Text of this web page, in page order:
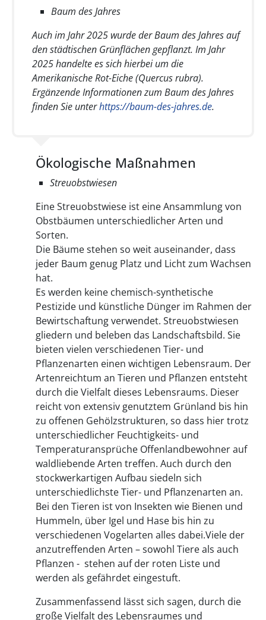
Baum des Jahres
Auch im Jahr 2025 wurde der Baum des Jahres auf
den städtischen Grünflächen gepflanzt. Im Jahr
2025 handelte es sich hierbei um die
Amerikanische Rot-Eiche (Quercus rubra).
Ergänzende Informationen zum Baum des Jahres
finden Sie unterhttps://baum-des-jahres.de.
Ökologische Maßnahmen
Streuobstwiesen
Eine Streuobstwiese ist eine Ansammlung von
Obstbäumen unterschiedlicher Arten und
Sorten.
Die Bäume stehen so weit auseinander, dass
jeder Baum genug Platz und Licht zum Wachsen
hat.
Es werden keine chemisch-synthetische
Pestizide und künstliche Dünger im Rahmen der
Bewirtschaftung verwendet. Streuobstwiesen
gliedern und beleben das Landschaftsbild. Sie
bieten vielen verschiedenen Tier- und
Pflanzenarten einen wichtigen Lebensraum. Der
Artenreichtum an Tieren und Pflanzen entsteht
durch die Vielfalt dieses Lebensraums. Dieser
reicht von extensiv genutztem Grünland bis hin
zu offenen Gehölzstrukturen, so dass hier trotz
unterschiedlicher Feuchtigkeits- und
Temperaturansprüche Offenlandbewohner auf
waldliebende Arten treffen. Auch durch den
stockwerkartigen Aufbau siedeln sich
unterschiedlichste Tier- und Pflanzenarten an.
Bei den Tieren ist von Insekten wie Bienen und
Hummeln, über Igel und Hase bis hin zu
verschiedenen Vogelarten alles dabei.Viele der
anzutreffenden Arten – sowohl Tiere als auch
Pflanzen - stehen auf der roten Liste und
werden als gefährdet eingestuft.
Zusammenfassend lässt sich sagen, durch die
große Vielfalt des Lebensraumes und